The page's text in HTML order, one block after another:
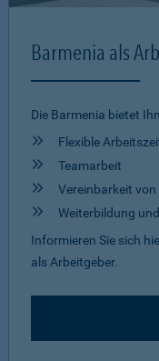
Barmenia als
Die Barmenia bietet
Flexible
Teamarbeit
Vereinbarkeit
Weiterbildung
Informieren Sie sich
als Arbeitgeber.